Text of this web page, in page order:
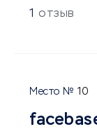
1 отзыв
10